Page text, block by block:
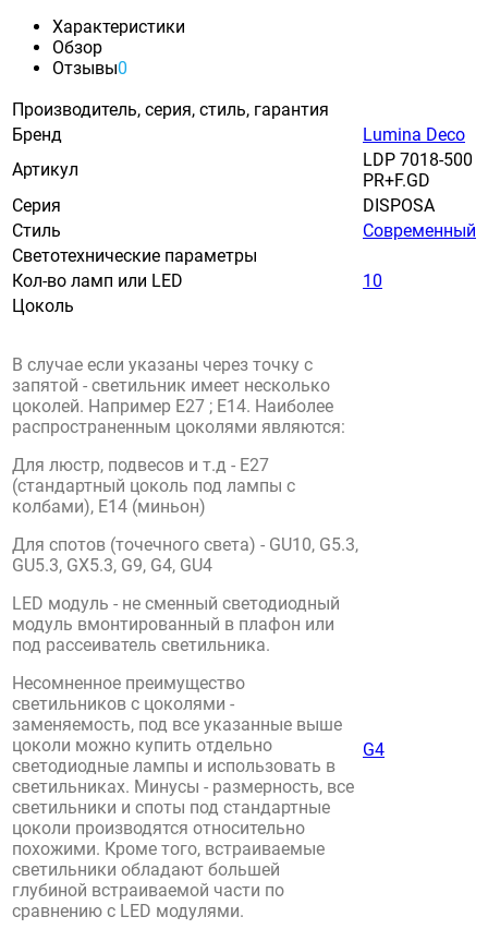
Характеристики
Обзор
Отзывы0
Производитель, серия, стиль, гарантия
Бренд
Lumina Deco
Артикул
LDP 7018-500
PR+F.GD
Серия
DISPOSA
Стиль
Современный
Светотехнические параметры
Кол-во ламп или LED
10
Цоколь
В случае если указаны через точку с
запятой - светильник имеет несколько
цоколей. Например E27 ; E14. Наиболее
распространенным цоколями являются:
Для люстр, подвесов и т.д - E27
(стандартный цоколь под лампы с
колбами), E14 (миньон)
Для спотов (точечного света) - GU10, G5.3,
GU5.3, GX5.3, G9, G4, GU4
LED модуль - не сменный светодиодный
модуль вмонтированный в плафон или
под рассеиватель светильника.
Несомненное преимущество
светильников с цоколями -
заменяемость, под все указанные выше
цоколи можно купить отдельно
светодиодные лампы и использовать в
светильниках. Минусы - размерность, все
светильники и споты под стандартные
цоколи производятся относительно
похожими. Кроме того, встраиваемые
светильники обладают большей
глубиной встраиваемой части по
сравнению с LED модулями.
G4